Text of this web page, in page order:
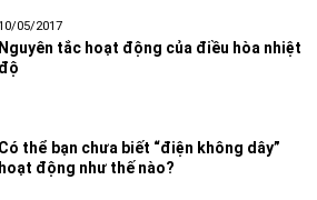
05/2017
Nguyên tắc hoạt động của điều hòa nhiệt
độ
Có thể bạn chưa biết “điện không dây”
hoạt động như thế nào?